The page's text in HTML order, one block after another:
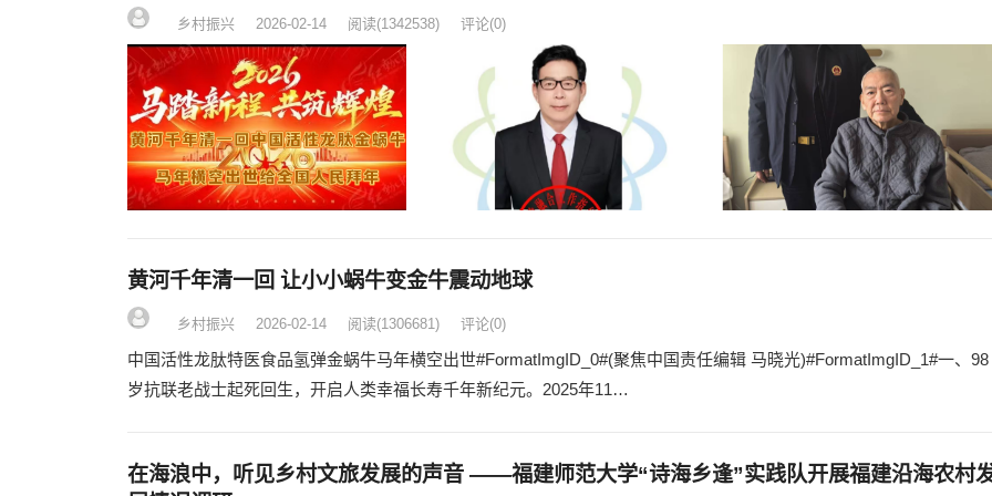
乡村振兴 2026-02-14 阅读(1342538) 评论(0)
黄河千年清一回 让小小蜗牛变金牛震动地球
乡村振兴 2026-02-14 阅读(1306681) 评论(0)
中国活性龙肽特医食品氢弹金蜗牛马年横空出世#FormatImgID_0#(聚焦中国责任编辑 马晓光)#FormatImgID_1#一、98
岁抗联老战士起死回生，开启人类幸福长寿千年新纪元。2025年11…
在海浪中，听见乡村文旅发展的声音 ——福建师范大学“诗海乡逢”实践队开展福建沿海农村